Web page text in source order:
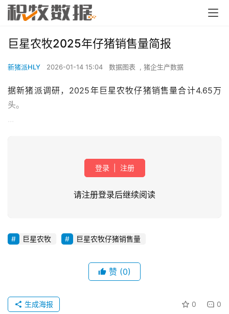
页
巨星农牧2025年仔猪销售量简报
新猪派HLY 2026-01-14 15:04 数据图表 , 猪企生产数据
据新猪派调研，2025年巨星农牧仔猪销售量合计4.65万
头。
...
登录 注册
请注册登录后继续阅读
巨星农牧 巨星农牧仔猪销售量
赞 (0)
0 0
生成海报